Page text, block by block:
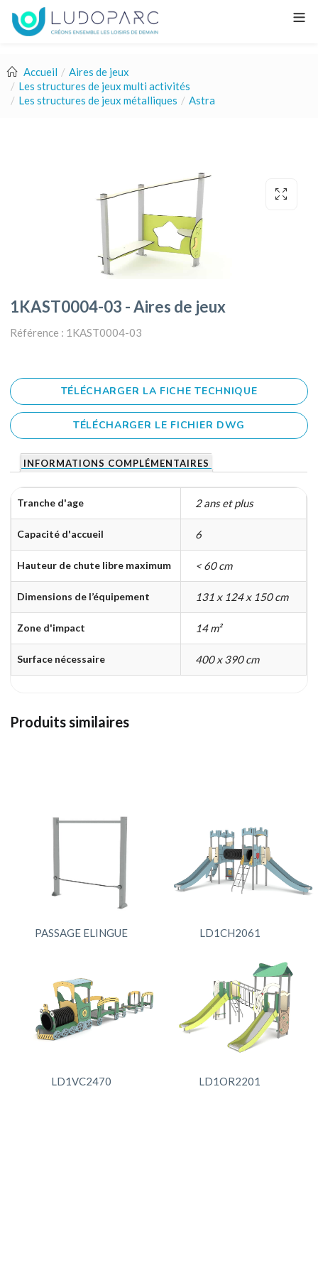
Accueil
Aires de jeux
Les structures de jeux multi activités
Les structures de jeux métalliques
Astra
1KAST0004-03 - Aires de jeux
Référence : 1KAST0004-03
TÉLÉCHARGER LA FICHE TECHNIQUE
TÉLÉCHARGER LE FICHIER DWG
INFORMATIONS COMPLÉMENTAIRES
Tranche d'age 2 ans et plus
Capacité d'accueil 6
Hauteur de chute libre maximum < 60 cm
Dimensions de l’équipement 131 x 124 x 150 cm
Zone d'impact 14 m²
Surface nécessaire 400 x 390 cm
Produits similaires
PASSAGE ELINGUE LD1CH2061
LD1VC2470 LD1OR2201